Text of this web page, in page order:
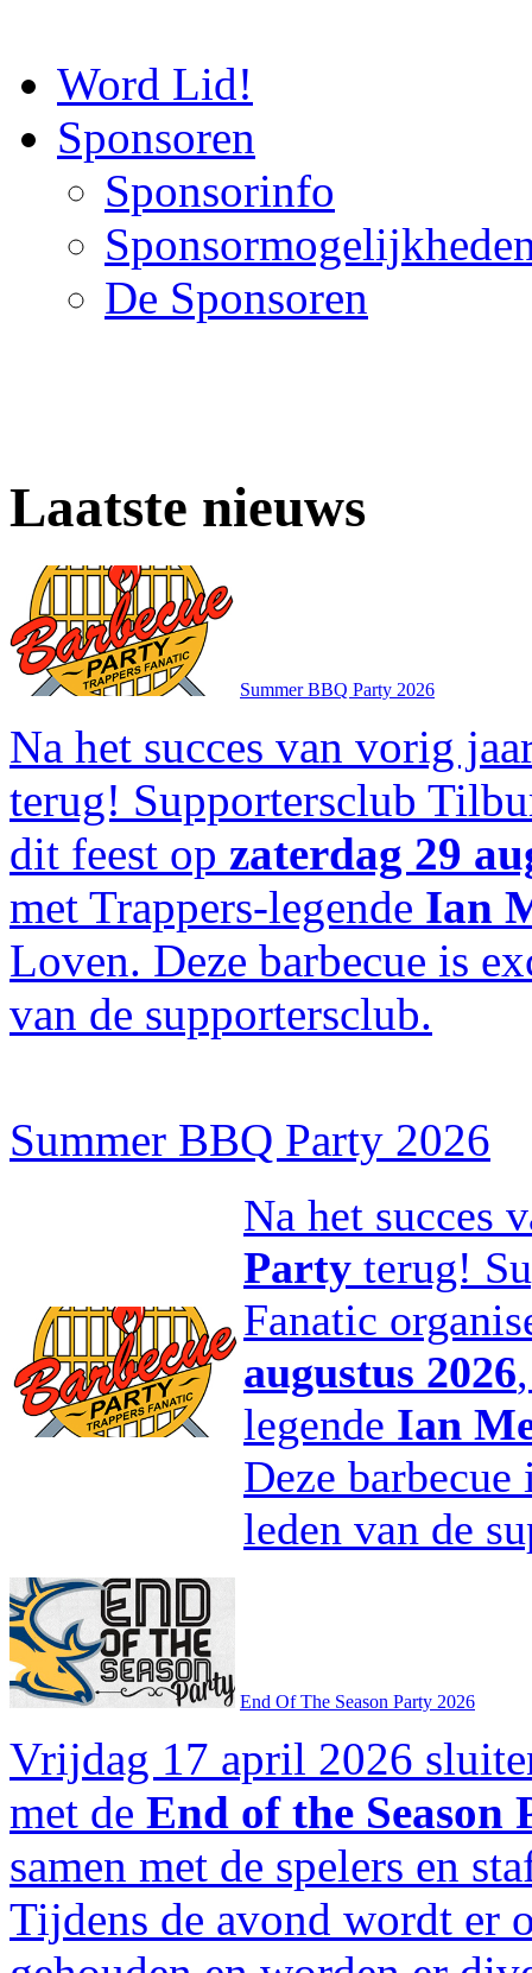
Word Lid!
Sponsoren
Sponsorinfo
De Sponsoren
Laatste nieuws
Summer BBQ Party 2026
Na het succes van vorig
terug! Supportersclub
dit feest op zaterdag 29
met Trappers-legende Ian
Loven. Deze barbecue is
van de supportersclub.
Summer BBQ Party 2026
Na het succes
Party terug!
Fanatic
augustus 2026
legende Ian
Deze
leden van de
End Of The Season Party 2026
Vrijdag 17 april 2026
met de End of the Season
samen met de spelers en
Tijdens de avond wordt er